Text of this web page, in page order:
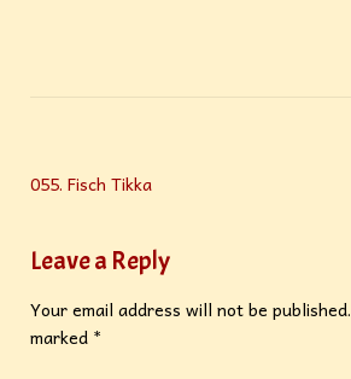
055. Fisch Tikka
Leave a Reply
Your email address will not be published.
marked *